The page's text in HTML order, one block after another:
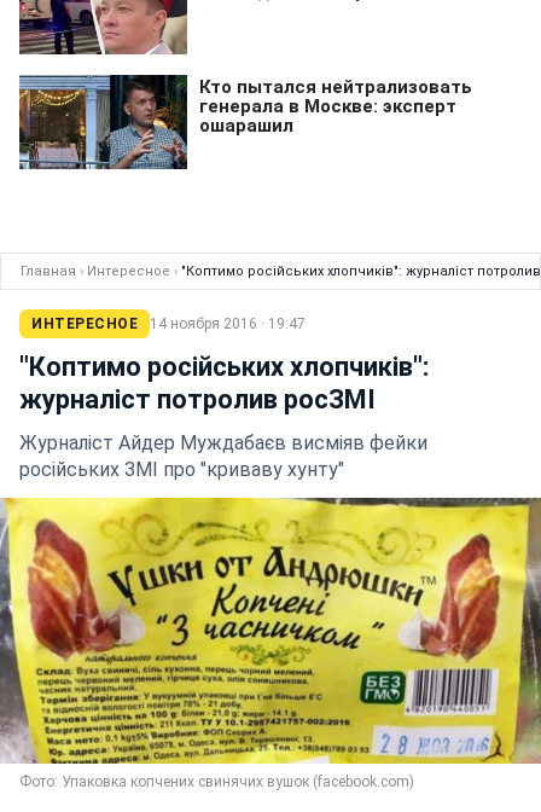
Главная › Интересное › "Коптимо російських хлопчиків": журналіст
ИНТЕРЕСНОЕ 14 ноября 2016 · 19:47
"Коптимо російських хлопчиків":
журналіст потролив росЗМІ
Журналіст Айдер Муждабаєв висміяв фейки
російських ЗМІ про "криваву хунту"
Фото: Упаковка копчених свинячих вушок (facebook.com)